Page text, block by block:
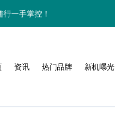
一手掌控！
秘其惊艳新亮点！
机体验师抢先揭秘！
资讯 热门品牌 新机曝光